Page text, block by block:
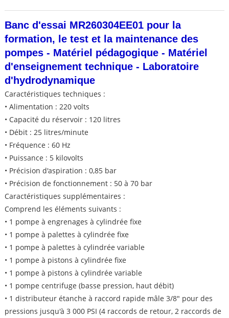
Banc d'essai MR260304EE01 pour la
formation, le test et la maintenance des
pompes - Matériel pédagogique - Matériel
d'enseignement technique - Laboratoire
d'hydrodynamique
Caractéristiques techniques :
• Alimentation : 220 volts
• Capacité du réservoir : 120 litres
• Débit : 25 litres/minute
• Fréquence : 60 Hz
• Puissance : 5 kilovolts
• Précision d'aspiration : 0,85 bar
• Précision de fonctionnement : 50 à 70 bar
Caractéristiques supplémentaires :
Comprend les éléments suivants :
• 1 pompe à engrenages à cylindrée fixe
• 1 pompe à palettes à cylindrée fixe
• 1 pompe à palettes à cylindrée variable
• 1 pompe à pistons à cylindrée fixe
• 1 pompe à pistons à cylindrée variable
• 1 pompe centrifuge (basse pression, haut débit)
• 1 distributeur étanche à raccord rapide mâle 3/8" pour des
pressions jusqu'à 3 000 PSI (4 raccords de retour, 2 raccords de